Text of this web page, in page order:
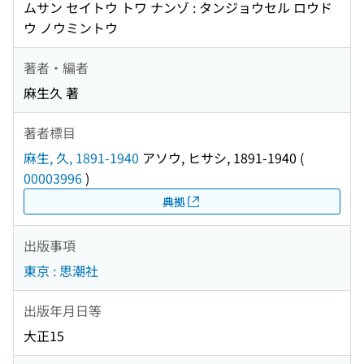
ムサン セイトウ トワ ナンゾ : タンジョウセル ロウド
ウ ノウミントウ
著者・編者
麻生久 著
著者標目
麻生, 久, 1891-1940 アソウ, ヒサシ, 1891-1940 (
00003996)
典拠
出版事項
東京 : 思潮社
出版年月日等
大正15